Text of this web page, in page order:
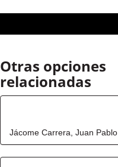
Otras opciones
relacionadas
Jácome Carrera, Juan Pablo